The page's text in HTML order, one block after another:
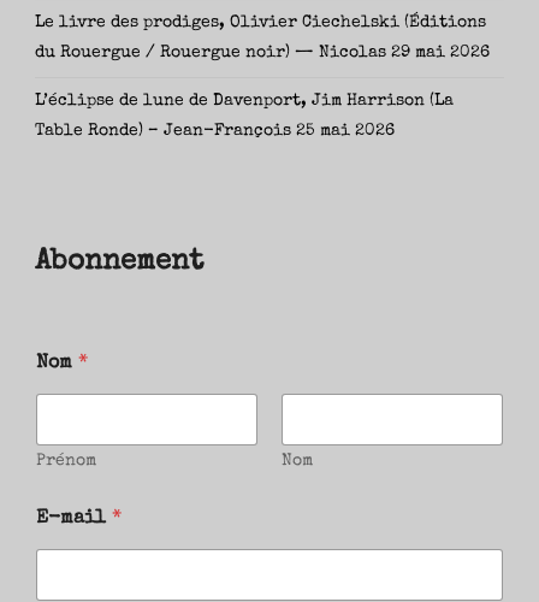
Le livre des prodiges, Olivier Ciechelski (Éditions
du Rouergue / Rouergue noir) — Nicolas 29 mai 2026
L’éclipse de lune de Davenport, Jim Harrison (La
Table Ronde) – Jean-François 25 mai 2026
Abonnement
Nom *
Prénom Nom
E-mail *